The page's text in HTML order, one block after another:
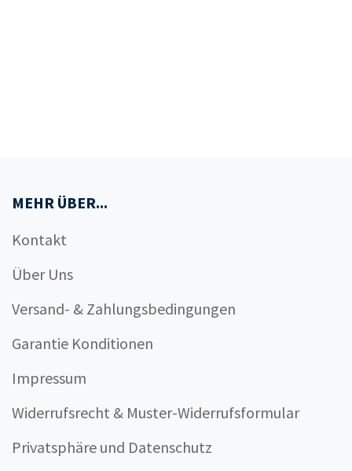
MEHR ÜBER...
Kontakt
Über Uns
Versand- & Zahlungsbedingungen
Garantie Konditionen
Impressum
Widerrufsrecht & Muster-Widerrufsformular
Privatsphäre und Datenschutz